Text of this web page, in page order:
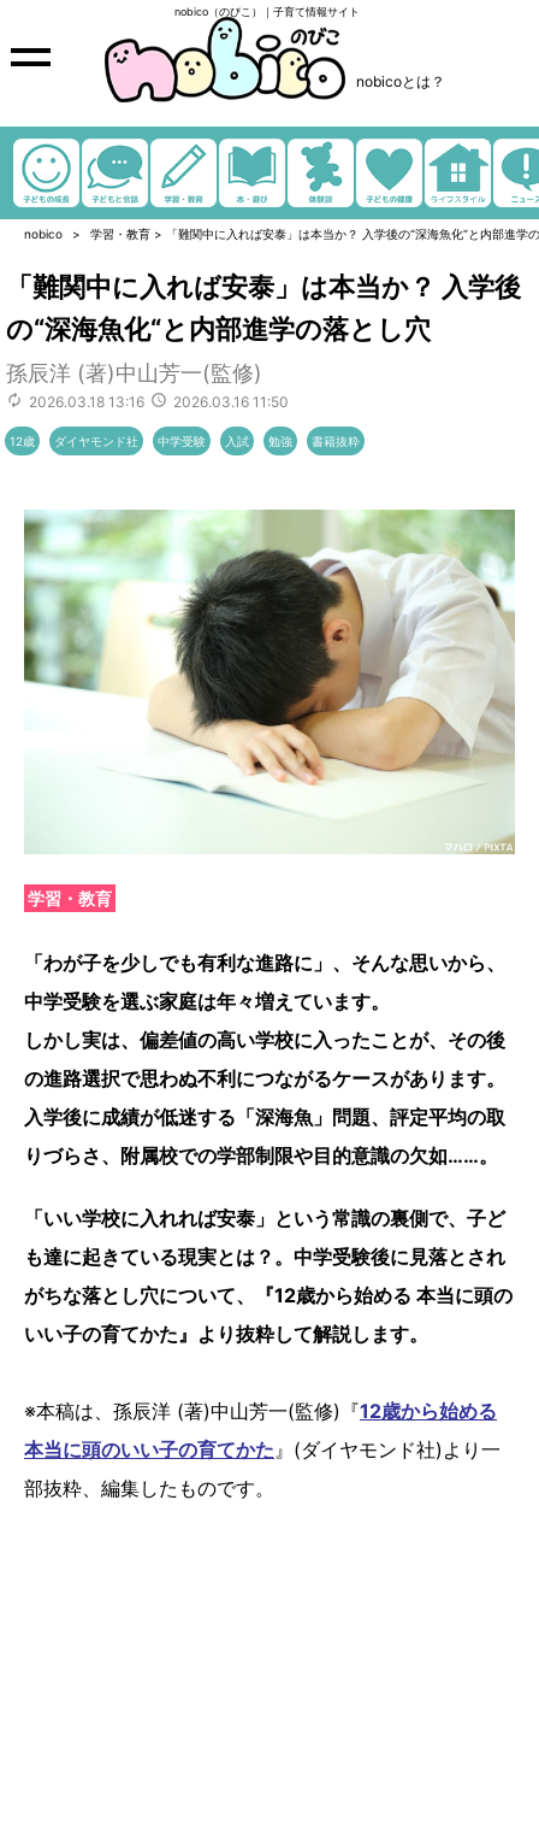
nobico（のびこ）｜子育て情報サイト
nobicoとは？
nobico 学習・教育 > 「難関中に入れば安泰」は本当か？ 入学後の“深海魚化“と内部進学
「難関中に入れば安泰」は本当か？ 入学後
の“深海魚化“と内部進学の落とし穴
孫辰洋 (著)中山芳一(監修)
2026.03.18 13:16 2026.03.16 11:50
12歳 ダイヤモンド社 中学受験 入試 勉強 書籍抜粋
学習・教育
「わが子を少しでも有利な進路に」、そんな思いから、
中学受験を選ぶ家庭は年々増えています。
しかし実は、偏差値の高い学校に入ったことが、その後
の進路選択で思わぬ不利につながるケースがあります。
入学後に成績が低迷する「深海魚」問題、評定平均の取
りづらさ、附属校での学部制限や目的意識の欠如……。
「いい学校に入れれば安泰」という常識の裏側で、子ど
も達に起きている現実とは？。中学受験後に見落とされ
がちな落とし穴について、『12歳から始める 本当に頭の
いい子の育てかた』より抜粋して解説します。
※本稿は、孫辰洋 (著)中山芳一(監修)『12歳から始める
本当に頭のいい子の育てかた 』(ダイヤモンド社)より一
部抜粋、編集したものです。